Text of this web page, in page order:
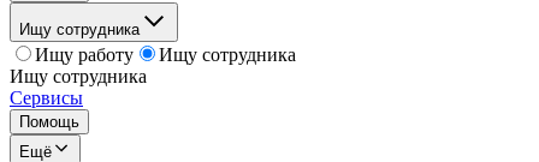
Ищу сотрудника
Ищу работу
Ищу сотрудника
Ищу сотрудника
Сервисы
Помощь
Ещё